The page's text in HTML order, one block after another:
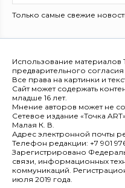
Только самые свежие
Использование материалов
предварительного
Все права на картинки и
Сайт может содержать
младше 16 лет.
Мнение авторов может не
Сетевое издание «Точка
Малая К. В.
Адрес электронной почты
Телефон редакции: +7 901
Зарегистрировано
связи, информационных
коммуникаций.
июля 2019 года.